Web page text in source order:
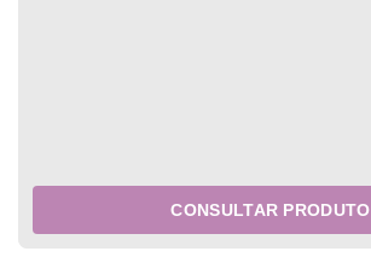
CONSULTAR PRODUTO